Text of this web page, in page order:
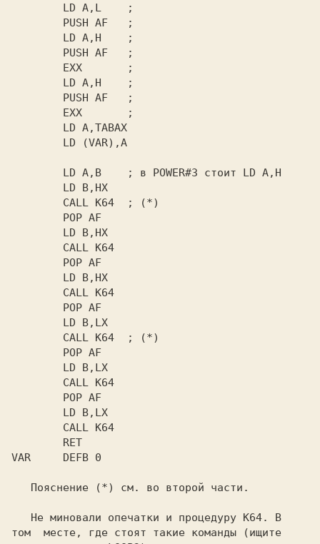
        LD A,B    ;
в POWER#3 стоит LD A,H
        CALL K64  ;
        CALL K64  ;
VAR     DEFB 0
Пояснение (*) см. во второй части.
   Не миновали опечатки и процедуру
К64. В
том  месте, где стоят такие команды (ищите